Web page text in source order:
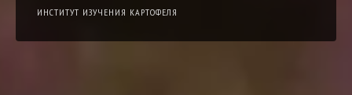
ИНСТИТУТ ИЗУЧЕНИЯ КАРТОФЕЛЯ